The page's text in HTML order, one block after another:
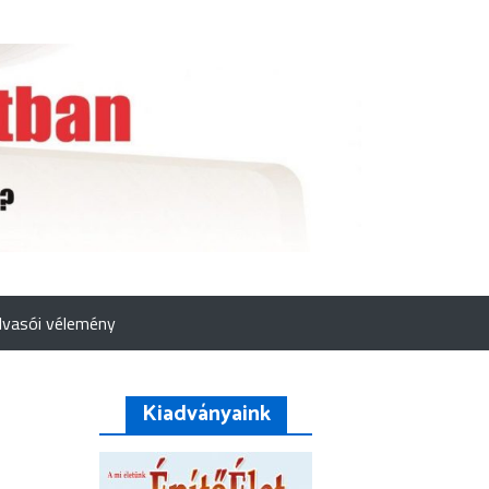
vélemény
Kiadványaink